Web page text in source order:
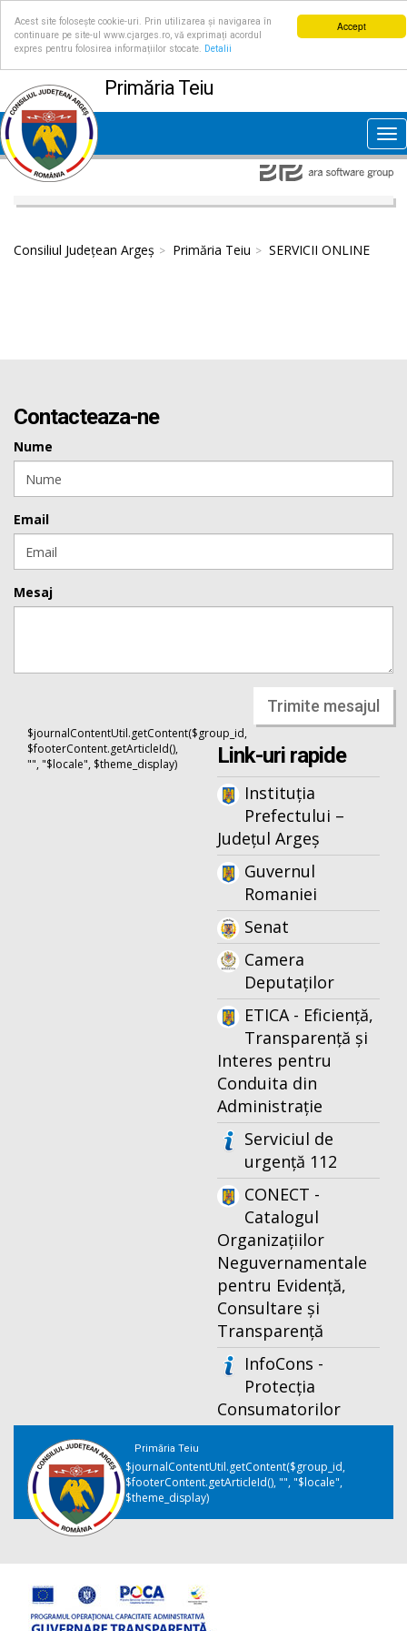
Accept
Acest site folosește cookie-uri. Prin utilizarea și navigarea în
continuare pe site-ul www.cjarges.ro, vă exprimați acordul
expres pentru folosirea informațiilor stocate.
Detalii
Primăria Teiu
Consiliul Județean Argeș Primăria Teiu SERVICII ONLINE
Contacteaza-ne
Nume
Email
Mesaj
Trimite mesajul
$journalContentUtil.getContent($group_id,
$footerContent.getArticleId(),
"", "$locale", $theme_display)
Link-uri rapide
Instituția
Prefectului –
Județul Argeș
Guvernul
Romaniei
Senat
Camera
Deputaților
ETICA - Eficiență,
Transparență și
Interes pentru
Conduita din
Administrație
Serviciul de
urgență 112
CONECT -
Catalogul
Organizațiilor
Neguvernamentale
pentru Evidență,
Consultare și
Transparență
InfoCons -
Protecția
Consumatorilor
Primăria Teiu
$journalContentUtil.getContent($group_id,
$footerContent.getArticleId(), "", "$locale",
$theme_display)